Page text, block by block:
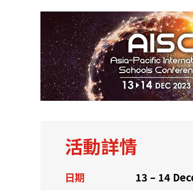
關於我們
聯繫我們
活動詳情
日期
13 – 14